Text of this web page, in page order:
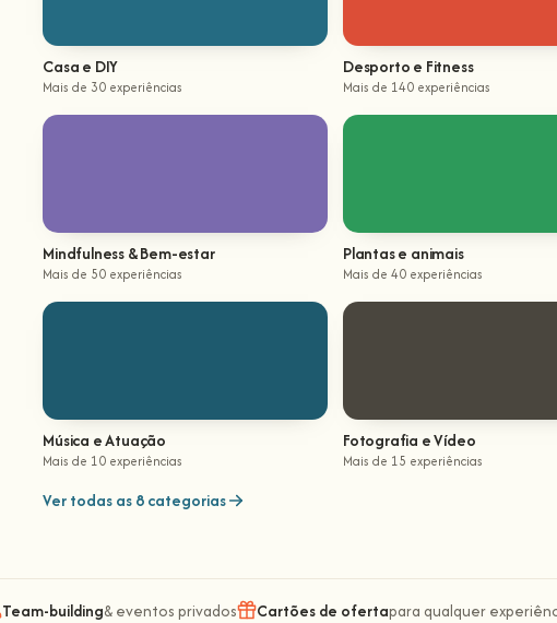
Casa e DIY
Mais de 30 experiências
Desporto e Fitness
Mais de 140 experiências
Mindfulness & Bem-estar
Mais de 50 experiências
Plantas e animais
Mais de 40 experiências
Música e Atuação
Mais de 10 experiências
Fotografia e Vídeo
Mais de 15 experiências
Ver todas as 8 categorias
Team-building& eventos privados Cartões de ofertapara qualquer